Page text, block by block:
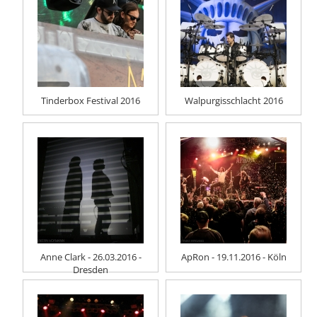
Tinderbox Festival 2016 Walpurgisschlacht 2016
Anne Clark - 26.03.2016 -
Dresden
ApRon - 19.11.2016 - Köln